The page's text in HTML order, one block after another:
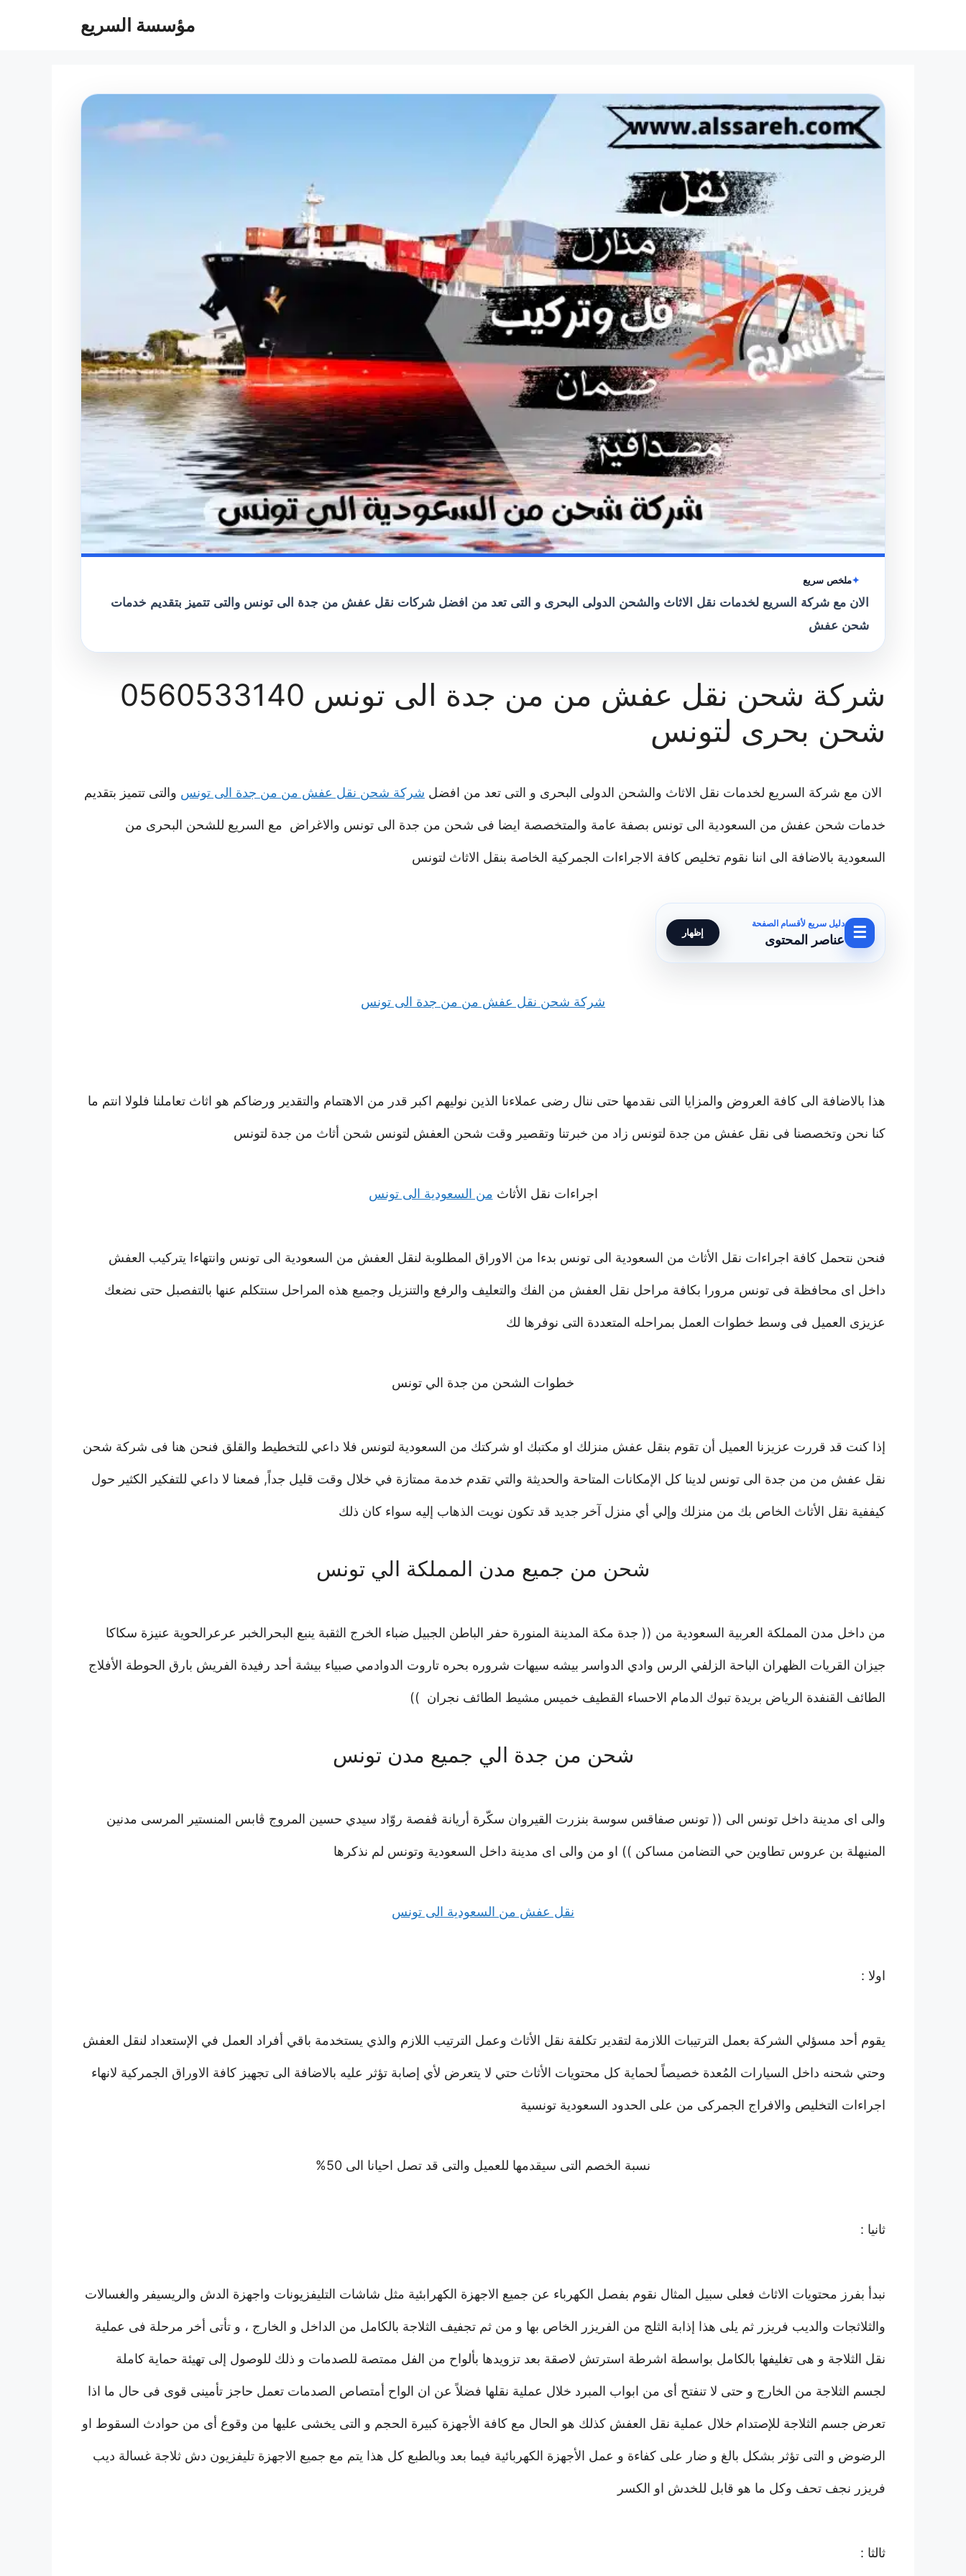
مؤسسة السريع
ملخص سريع
الان مع شركة السريع لخدمات نقل الاثاث والشحن الدولى البحرى و التى تعد من افضل شركات نقل عفش من جدة الى تونس والتى تتميز بتقديم خدمات
شحن عفش
شركة شحن نقل عفش من من جدة الى تونس 0560533140
شحن بحرى لتونس
الان مع شركة السريع لخدمات نقل الاثاث والشحن الدولى البحرى و التى تعد من افضل شركة شحن نقل عفش من من جدة الى تونس والتى تتميز بتقديم
خدمات شحن عفش من السعودية الى تونس بصفة عامة والمتخصصة ايضا فى شحن من جدة الى تونس والاغراض مع السريع للشحن البحرى من
السعودية بالاضافة الى اننا نقوم تخليص كافة الاجراءات الجمركية الخاصة بنقل الاثاث لتونس
☰
دليل سريع لأقسام الصفحة
عناصر المحتوى إظهار
شركة شحن نقل عفش من من جدة الى تونس
هذا بالاضافة الى كافة العروض والمزايا التى نقدمها حتى ننال رضى عملاءنا الذين نوليهم اكبر قدر من الاهتمام والتقدير ورضاكم هو اثاث تعاملنا فلولا انتم ما
كنا نحن وتخصصنا فى نقل عفش من جدة لتونس زاد من خبرتنا وتقصير وقت شحن العفش لتونس شحن أثاث من جدة لتونس
اجراءات نقل الأثاث من السعودية الى تونس
فنحن نتحمل كافة اجراءات نقل الأثاث من السعودية الى تونس بدءا من الاوراق المطلوبة لنقل العفش من السعودية الى تونس وانتهاءا يتركيب العفش
داخل اى محافظة فى تونس مرورا بكافة مراحل نقل العفش من الفك والتعليف والرفع والتنزيل وجميع هذه المراحل سنتكلم عنها بالتفصبل حتى نضعك
عزيزى العميل فى وسط خطوات العمل بمراحله المتعددة التى نوفرها لك
خطوات الشحن من جدة الي تونس
إذا كنت قد قررت عزيزنا العميل أن تقوم بنقل عفش منزلك او مكتبك او شركتك من السعودية لتونس فلا داعي للتخطيط والقلق فنحن هنا فى شركة شحن
نقل عفش من من جدة الى تونس لدينا كل الإمكانات المتاحة والحديثة والتي تقدم خدمة ممتازة في خلال وقت قليل جداً, فمعنا لا داعي للتفكير الكثير حول
كيففية نقل الأثاث الخاص بك من منزلك وإلي أي منزل آخر جديد قد تكون نويت الذهاب إليه سواء كان ذلك
شحن من جميع مدن المملكة الي تونس
من داخل مدن المملكة العربية السعودية من (( جدة مكة المدينة المنورة حفر الباطن الجبيل ضباء الخرج الثقبة ينبع البحرالخبر عرعرالحوية عنيزة سكاكا
جيزان القريات الظهران الباحة الزلفي الرس وادي الدواسر بيشه سيهات شروره بحره تاروت الدوادمي صبياء بيشة أحد رفيدة الفريش بارق الحوطة الأفلاج
الطائف القنفدة الرياض بريدة تبوك الدمام الاحساء القطيف خميس مشيط الطائف نجران ))
شحن من جدة الي جميع مدن تونس
والى اى مدينة داخل تونس الى (( تونس صفاقس سوسة بنزرت القيروان سكّرة أريانة ڨفصة روّاد سيدي حسين المروج ڨابس المنستير المرسى مدنين
المنيهلة بن عروس تطاوين حي التضامن مساكن )) او من والى اى مدينة داخل السعودية وتونس لم نذكرها
نقل عفش من السعودية الى تونس
اولا :
يقوم أحد مسؤلي الشركة بعمل الترتيبات اللازمة لتقدير تكلفة نقل الأثاث وعمل الترتيب اللازم والذي يستخدمة باقي أفراد العمل في الإستعداد لنقل العفش
وحتي شحنه داخل السيارات المُعدة خصيصاً لحماية كل محتويات الأثاث حتي لا يتعرض لأي إصابة تؤثر عليه بالاضافة الى تجهيز كافة الاوراق الجمركية لانهاء
اجراءات التخليص والافراج الجمركى من على الحدود السعودية تونسية
نسبة الخصم التى سيقدمها للعميل والتى قد تصل احيانا الى 50%
ثانيا :
نبدأ بفرز محتويات الاثاث فعلى سبيل المثال نقوم بفصل الكهرباء عن جميع الاجهزة الكهرابئية مثل شاشات التليفزيونات واجهزة الدش والريسيفر والغسالات
والثلاثجات والديب فريزر ثم يلى هذا إذابة الثلج من الفريزر الخاص بها و من ثم تجفيف الثلاجة بالكامل من الداخل و الخارج ، و تأتى أخر مرحلة فى عملية
نقل الثلاجة و هى تغليفها بالكامل بواسطة اشرطة استرتش لاصقة بعد تزويدها بألواح من الفل ممتصة للصدمات و ذلك للوصول إلى تهيئة حماية كاملة
لجسم الثلاجة من الخارج و حتى لا تنفتح أى من ابواب المبرد خلال عملية نقلها فضلاً عن ان الواح أمتصاص الصدمات تعمل حاجز تأمينى قوى فى حال ما اذا
تعرض جسم الثلاجة للإصتدام خلال عملية نقل العفش كذلك هو الحال مع كافة الأجهزة كبيرة الحجم و التى يخشى عليها من وقوع أى من حوادث السقوط او
الرضوض و التى تؤثر بشكل بالغ و ضار على كفاءة و عمل الأجهزة الكهربائية فيما بعد وبالطبع كل هذا يتم مع جميع الاجهزة تليفزيون دش ثلاجة غسالة ديب
فريزر نجف تحف وكل ما هو قابل للخدش او الكسر
ثالثا :